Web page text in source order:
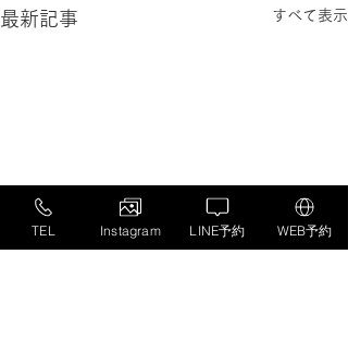
最新記事 すべて表示
TEL Instagram LINE予約 WEB予約